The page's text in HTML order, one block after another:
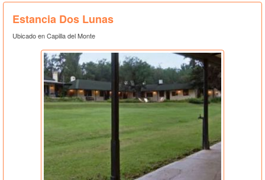
Estancia Dos Lunas
Ubicado en Capilla del Monte